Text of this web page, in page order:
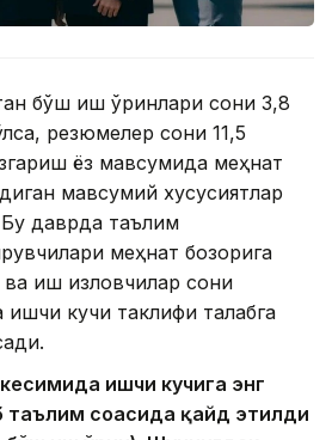
бўш иш ўринлари сони 3,8
резюмелер сони 11,5
ёз мавсумида меҳнат
мавсумий хусусиятлар
даврда таълим
меҳнат бозорига
иш изловчилар сони
кучи таклифи талабга
ишчи кучига энг
соҳасида қайд этилди